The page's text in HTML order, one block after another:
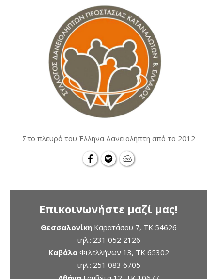
Στο πλευρό του Έλληνα Δανειολήπτη από το 2012
Επικοινωνήστε μαζί μας!
ΘεσσαλονίκηΚαρατάσου 7, TK 54626
τηλ.: 231 052 2126
ΚαβάλαΦιλελλήνων 13, ΤΚ 65302
τηλ.: 251 083 6705